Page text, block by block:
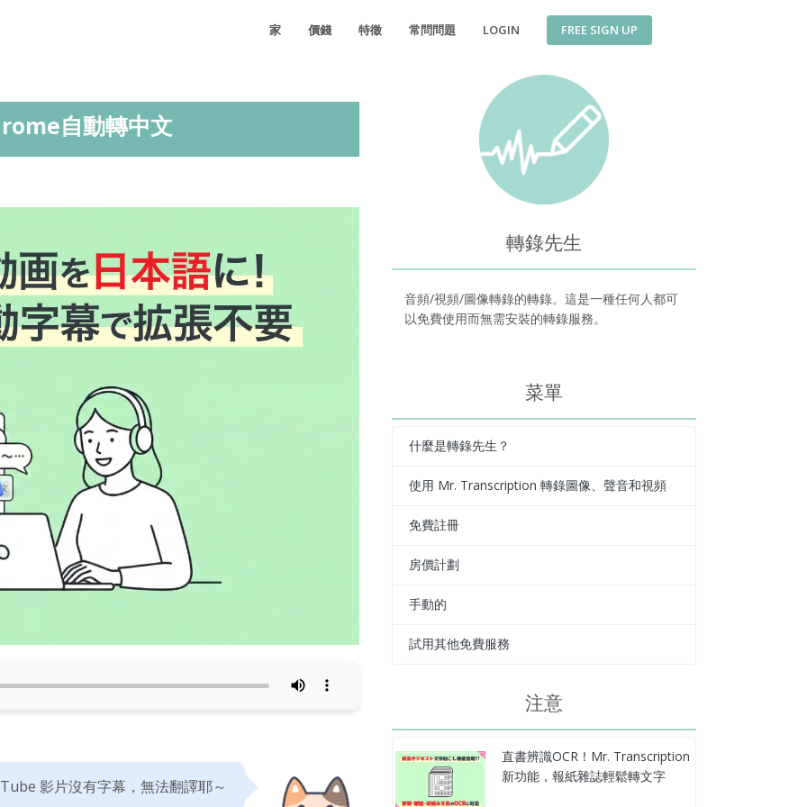
家 價錢 特徵 常問問題 LOGIN FREE SIGN UP
自動轉中文
影片沒有字幕，無法翻譯耶～
轉錄先生
音頻/視頻/圖像轉錄的轉錄。這是一種任何人都可
以免費使用而無需安裝的轉錄服務。
菜單
什麼是轉錄先生？
使用 Mr. Transcription 轉錄圖像、聲音和視頻
免費註冊
房價計劃
手動的
試用其他免費服務
注意
直書辨識OCR！Mr. Transcription
新功能，報紙雜誌輕鬆轉文字